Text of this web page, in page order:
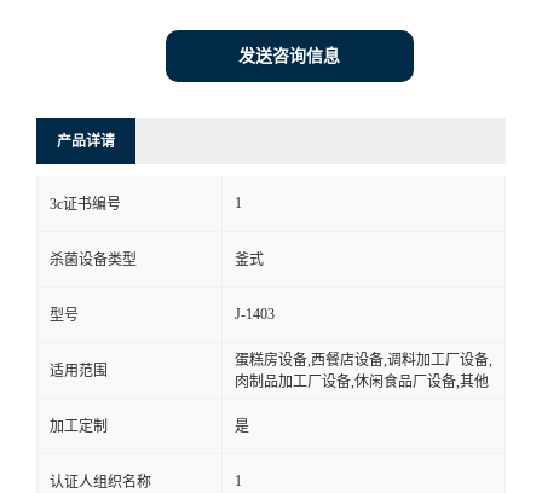
发送咨询信息
产品详请
3c证书编号 1
杀菌设备类型 釜式
型号 J-1403
适用范围
蛋糕房设备,西餐店设备,调料加工厂设备,
肉制品加工厂设备,休闲食品厂设备,其他
加工定制 是
认证人组织名称 1